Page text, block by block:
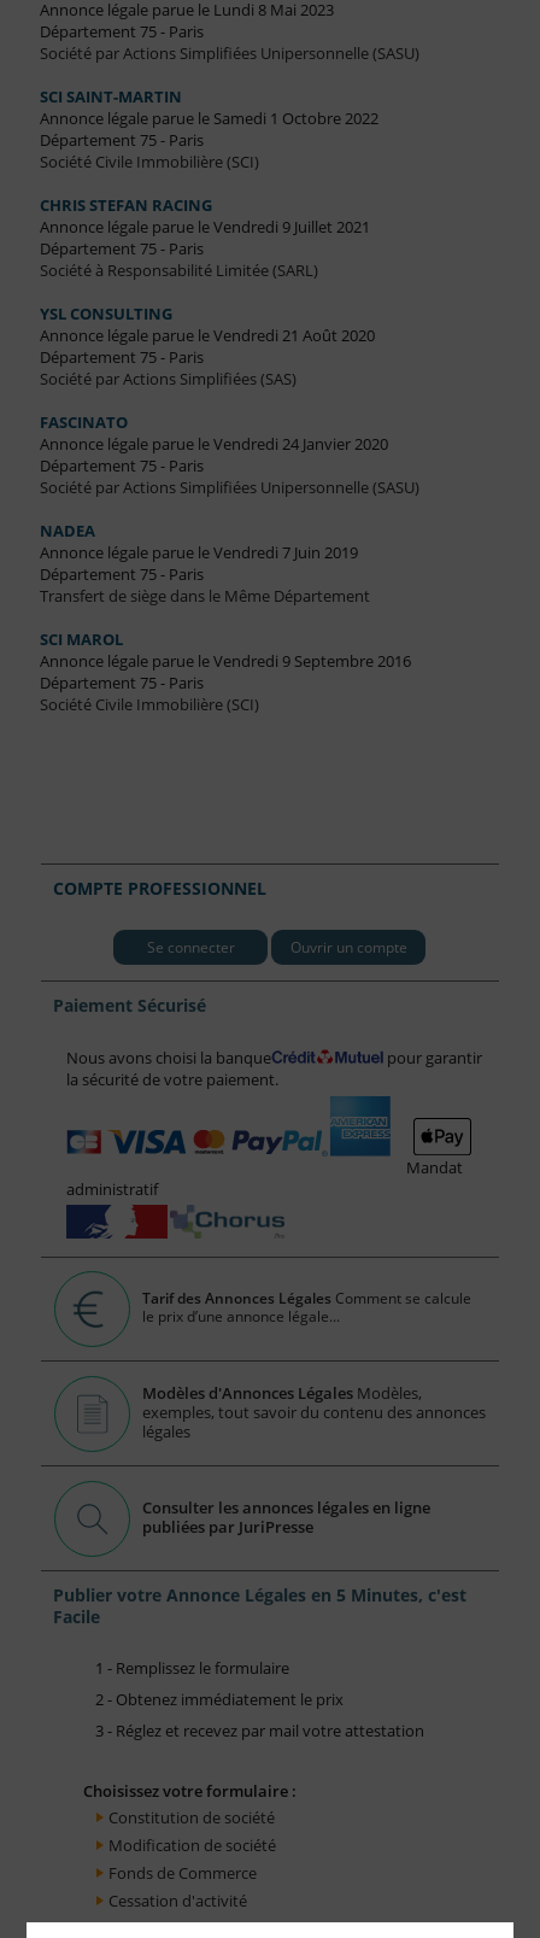
Annonce légale parue le Lundi 8 Mai 2023
Département 75 - Paris
Société par Actions Simplifiées Unipersonnelle (SASU)
SCI SAINT-MARTIN
Annonce légale parue le Samedi 1 Octobre 2022
Département 75 - Paris
Société Civile Immobilière (SCI)
CHRIS STEFAN RACING
Annonce légale parue le Vendredi 9 Juillet 2021
Département 75 - Paris
Société à Responsabilité Limitée (SARL)
YSL CONSULTING
Annonce légale parue le Vendredi 21 Août 2020
Département 75 - Paris
Société par Actions Simplifiées (SAS)
FASCINATO
Annonce légale parue le Vendredi 24 Janvier 2020
Département 75 - Paris
Société par Actions Simplifiées Unipersonnelle (SASU)
NADEA
Annonce légale parue le Vendredi 7 Juin 2019
Département 75 - Paris
Transfert de siège dans le Même Département
SCI MAROL
Annonce légale parue le Vendredi 9 Septembre 2016
Département 75 - Paris
Société Civile Immobilière (SCI)
COMPTE PROFESSIONNEL
Se connecter Ouvrir un compte
Paiement Sécurisé
Nous avons choisi la banque
pour garantir
la sécurité de votre paiement.
Mandat
administratif
Tarif des Annonces Légales Comment se calcule
le prix d’une annonce légale...
Modèles d'Annonces Légales Modèles,
exemples, tout savoir du contenu des annonces
légales
Consulter les annonces légales en ligne
publiées par JuriPresse
Publier votre Annonce Légales en 5 Minutes, c'est
Facile
1 - Remplissez le formulaire
2 - Obtenez immédiatement le prix
3 - Réglez et recevez par mail votre attestation
Choisissez votre formulaire :
Constitution de société
Modification de société
Fonds de Commerce
Cessation d'activité